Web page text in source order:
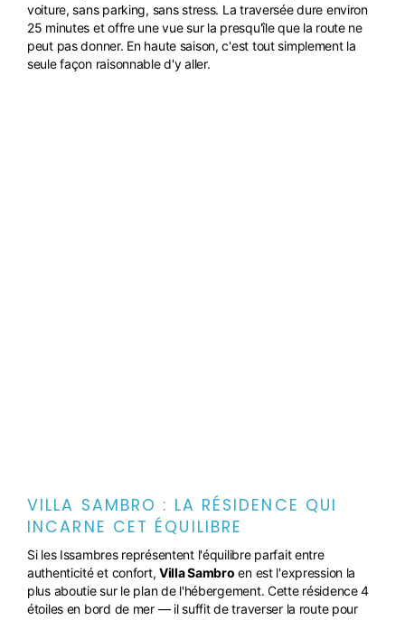
voiture, sans parking, sans stress. La traversée dure environ
25 minutes et offre une vue sur la presqu'île que la route ne
peut pas donner. En haute saison, c'est tout simplement la
seule façon raisonnable d'y aller.
VILLA SAMBRO : LA RÉSIDENCE QUI
INCARNE CET ÉQUILIBRE
Si les Issambres représentent l'équilibre parfait entre
authenticité et confort,Villa Sambro en est l'expression la
plus aboutie sur le plan de l'hébergement. Cette résidence 4
étoiles en bord de mer — il suffit de traverser la route pour